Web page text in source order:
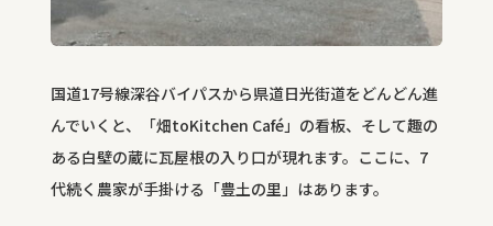
国道17号線深谷バイパスから県道日光街道をどんどん進
んでいくと、「畑toKitchen Café」 の看板、そして趣の
ある白壁の蔵に瓦屋根の入り口が現れます。ここに、7
代続く農家が手掛ける「豊土の里」はあります。